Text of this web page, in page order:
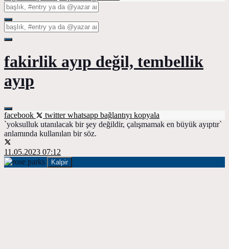
fakirlik ayıp değil, tembellik
ayıp
facebook twitterwhatsapp bağlantıyı kopyala
`yoksulluk utanılacak bir şey değildir, çalışmamak en büyük ayıptır`
anlamında kullanılan bir söz.
11.05.2023 07:12
Kalpir